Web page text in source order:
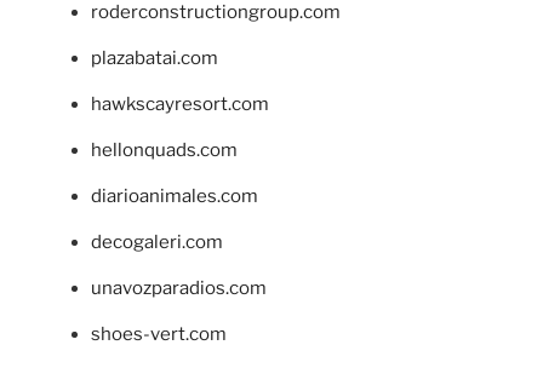
roderconstructiongroup.com
plazabatai.com
hawkscayresort.com
hellonquads.com
diarioanimales.com
decogaleri.com
unavozparadios.com
shoes-vert.com